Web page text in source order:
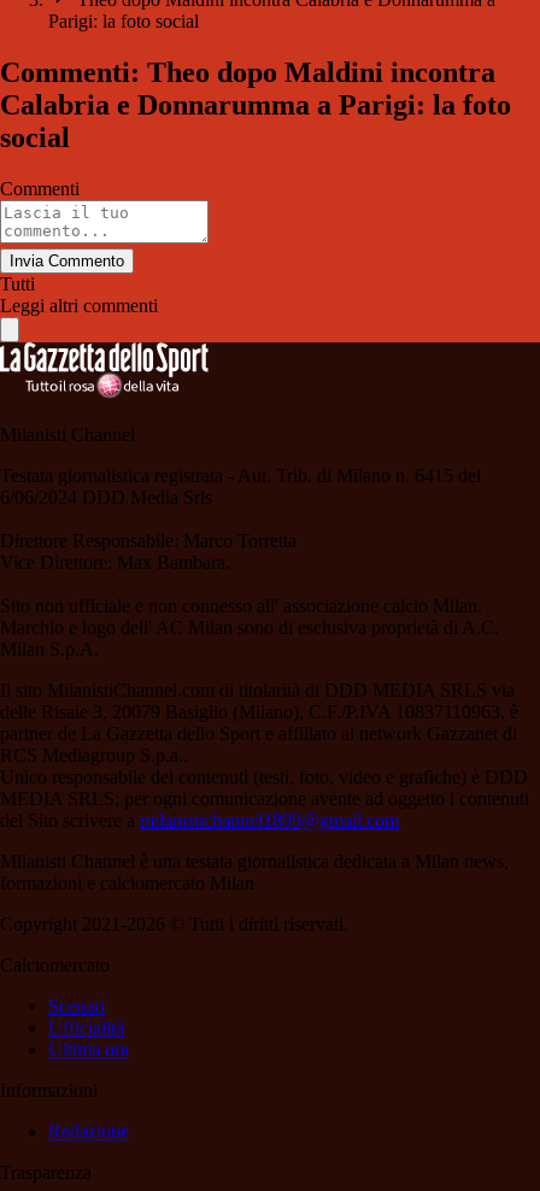
Parigi: la foto social
Commenti: Theo dopo Maldini incontra
Calabria e Donnarumma a Parigi: la foto
social
Commenti
Invia Commento
Tutti
Leggi altri commenti
Milanisti Channel
Testata giornalistica registrata - Aut. Trib. di Milano n. 6415 del
6/06/2024 DDD Media Srls
Direttore Responsabile: Marco Torretta
Vice Direttore: Max Bambara.
Sito non ufficiale e non connesso all' associazione calcio Milan.
Marchio e logo dell' AC Milan sono di esclusiva proprietà di A.C.
Milan S.p.A.
Il sito MilanistiChannel.com di titolarità di DDD MEDIA SRLS via
delle Risaie 3, 20079 Basiglio (Milano), C.F./P.IVA 10837110963, è
partner de La Gazzetta dello Sport e affiliato al network Gazzanet di
RCS Mediagroup S.p.a..
Unico responsabile dei contenuti (testi, foto, video e grafiche) è DDD
MEDIA SRLS; per ogni comunicazione avente ad oggetto i contenuti
del Sito scrivere a milanistichannel1899@gmail.com
Milanisti Channel è una testata giornalistica dedicata a Milan news,
formazioni e calciomercato Milan
Copyright 2021-2026 © Tutti i diritti riservati.
Calciomercato
Scenari
Ufficialità
Ultima ora
Informazioni
Redazione
Trasparenza